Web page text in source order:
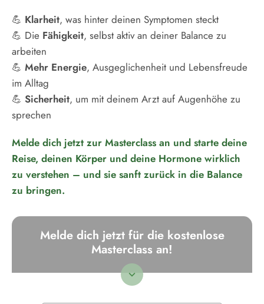
💪 Klarheit, was hinter deinen Symptomen steckt
💪 Die Fähigkeit, selbst aktiv an deiner Balance zu
arbeiten
💪 Mehr Energie, Ausgeglichenheit und Lebensfreude
im Alltag
💪 Sicherheit, um mit deinem Arzt auf Augenhöhe zu
sprechen
Melde dich jetzt zur Masterclass an und starte deine
Reise, deinen Körper und deine Hormone wirklich
zu verstehen – und sie sanft zurück in die Balance
zu bringen.
Melde dich jetzt für die kostenlose
Masterclass an!